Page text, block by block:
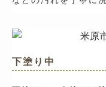
下塗り中